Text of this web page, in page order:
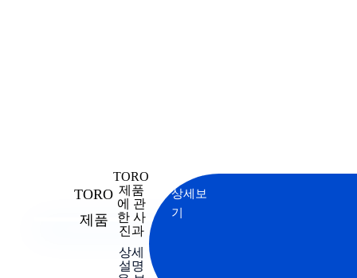
TORO
제품
TORO
제품
에 관
한 사
진과
상세
설명
상세보
기